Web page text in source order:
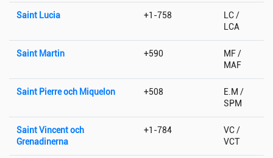
Saint Lucia +1-758
LC /
LCA
Saint Martin +590
MF /
MAF
Saint Pierre och Miquelon +508
E.M /
SPM
Saint Vincent och
Grenadinerna
+1-784
VC /
VCT